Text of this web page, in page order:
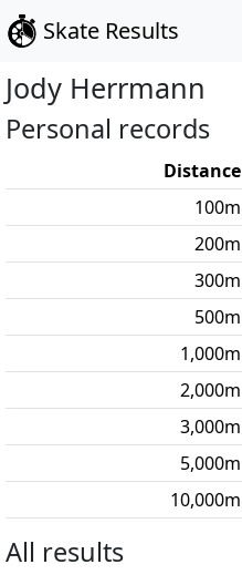
Skate Results
Jody Herrmann
Personal records
Distance
100m
200m
300m
500m
1,000m
2,000m
3,000m
5,000m
10,000m
All results